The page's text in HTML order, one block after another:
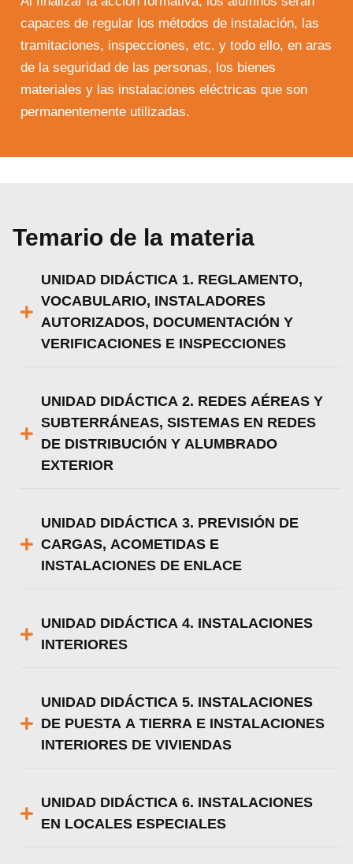
capaces de regular los métodos de instalación, las
tramitaciones, inspecciones, etc. y todo ello, en aras
de la seguridad de las personas, los bienes
materiales y las instalaciones eléctricas que son
permanentemente utilizadas.
Temario de la materia
UNIDAD DIDÁCTICA 1. REGLAMENTO,
VOCABULARIO, INSTALADORES
AUTORIZADOS, DOCUMENTACIÓN Y
VERIFICACIONES E INSPECCIONES
UNIDAD DIDÁCTICA 2. REDES AÉREAS Y
SUBTERRÁNEAS, SISTEMAS EN REDES
DE DISTRIBUCIÓN Y ALUMBRADO
EXTERIOR
UNIDAD DIDÁCTICA 3. PREVISIÓN DE
CARGAS, ACOMETIDAS E
INSTALACIONES DE ENLACE
UNIDAD DIDÁCTICA 4. INSTALACIONES
INTERIORES
UNIDAD DIDÁCTICA 5. INSTALACIONES
DE PUESTA A TIERRA E INSTALACIONES
INTERIORES DE VIVIENDAS
UNIDAD DIDÁCTICA 6. INSTALACIONES
EN LOCALES ESPECIALES